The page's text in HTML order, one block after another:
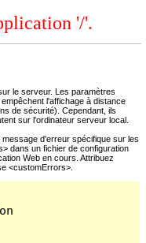
'/'.
le serveur. Les paramètres
l'affichage à distance
de sécurité). Cependant, ils
sur l'ordinateur serveur local.
d'erreur spécifique sur les
dans un fichier de configuration
Web en cours. Attribuez
<customErrors>.